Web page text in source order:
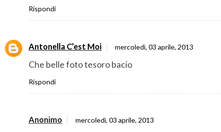
Rispondi
Antonella C’est Moi mercoledì, 03 aprile, 2013
Che belle foto tesoro bacio
Rispondi
Anonimo mercoledì, 03 aprile, 2013